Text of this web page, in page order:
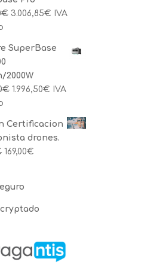
€ 3.006,85€ IVA
SuperBase
2000W
€ 1.996,50€ IVA
Certificacion
drones.
169,00€